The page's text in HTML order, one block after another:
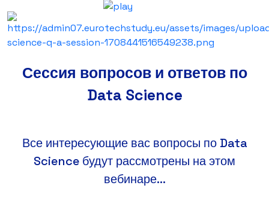
Сессия вопросов и ответов по
Data Science
Все интересующие вас вопросы по Data
Science будут рассмотрены на этом
вебинаре...